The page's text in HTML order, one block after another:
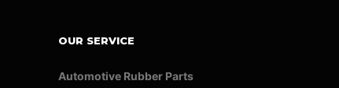
OUR SERVICE
Automotive Rubber Parts